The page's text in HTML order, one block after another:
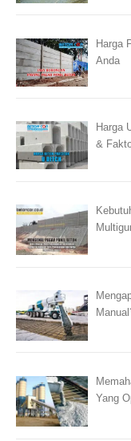
Harga
Anda
Harga
&
Yang